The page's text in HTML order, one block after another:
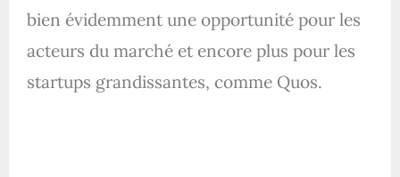
bien évidemment une opportunité pour les
acteurs du marché et encore plus pour les
startups grandissantes, comme Quos.